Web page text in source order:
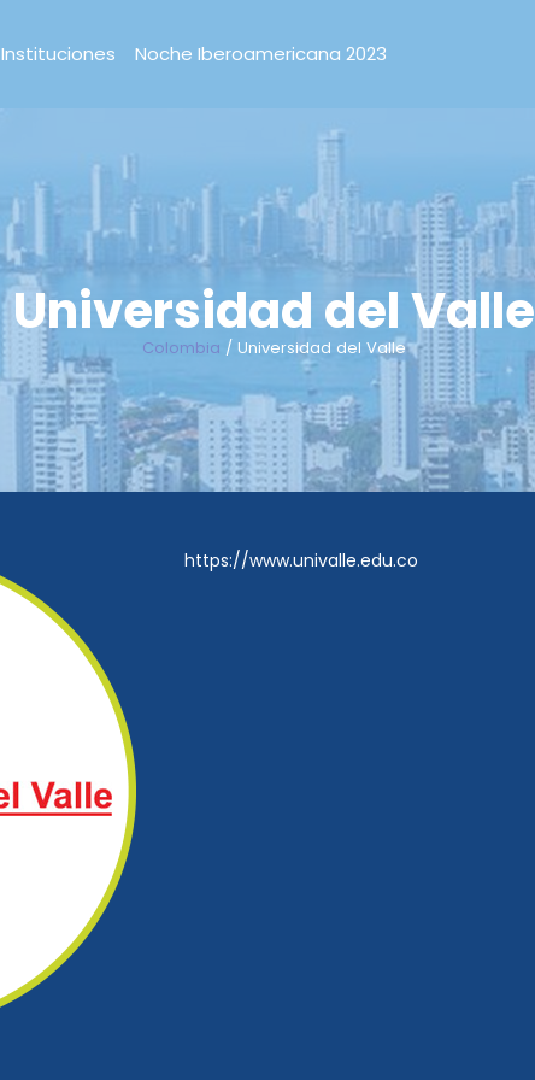
Instituciones Noche Iberoamericana 2023
Universidad del Valle
Colombia / Universidad del Valle
https://www.univalle.edu.co